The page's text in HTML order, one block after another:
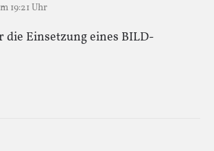
19:21 Uhr
die Einsetzung eines BILD-